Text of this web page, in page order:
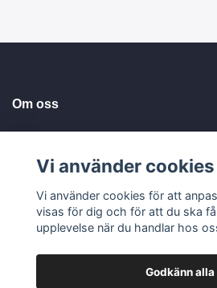
Om oss
Läs mer
Vi använder cookies
Vi använder cookies för att
visas för dig och för att du ska
upplevelse när du handlar hos
Godkänn alla